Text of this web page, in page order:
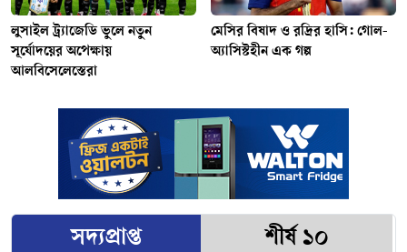
লুসাইল ট্র্যাজেডি ভুলে নতুন
সূর্যোদয়ের অপেক্ষায়
আলবিসেলেস্তেরা
মেসির বিষাদ ও রদ্রির হাসি: গোল-
অ্যাসিস্টহীন এক গল্প
সদ্যপ্রাপ্ত শীর্ষ ১০